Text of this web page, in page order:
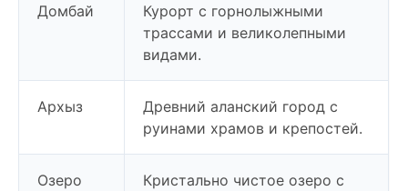
Домбай
Курорт с горнолыжными
трассами и великолепными
видами.
Архыз
Древний аланский город с
руинами храмов и крепостей.
Озеро
Кристально чистое озеро с